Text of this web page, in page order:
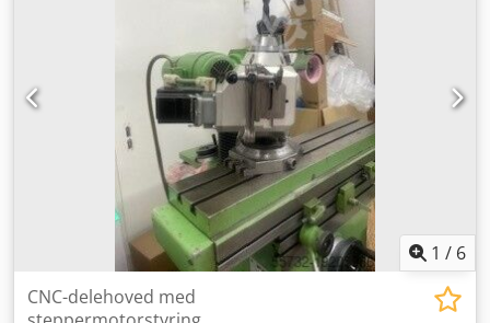
1 / 6
CNC-delehoved med